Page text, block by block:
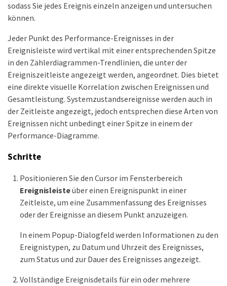
sodass Sie jedes Ereignis einzeln anzeigen und untersuchen
können.
Jeder Punkt des Performance-Ereignisses in der
Ereignisleiste wird vertikal mit einer entsprechenden Spitze
in den Zählerdiagrammen-Trendlinien, die unter der
Ereigniszeitleiste angezeigt werden, angeordnet. Dies bietet
eine direkte visuelle Korrelation zwischen Ereignissen und
Gesamtleistung. Systemzustandsereignisse werden auch in
der Zeitleiste angezeigt, jedoch entsprechen diese Arten von
Ereignissen nicht unbedingt einer Spitze in einem der
Performance-Diagramme.
Schritte
Positionieren Sie den Cursor im Fensterbereich
Ereignisleisteüber einen Ereignispunkt in einer
Zeitleiste, um eine Zusammenfassung des Ereignisses
oder der Ereignisse an diesem Punkt anzuzeigen.
In einem Popup-Dialogfeld werden Informationen zu den
Ereignistypen, zu Datum und Uhrzeit des Ereignisses,
zum Status und zur Dauer des Ereignisses angezeigt.
Vollständige Ereignisdetails für ein oder mehrere